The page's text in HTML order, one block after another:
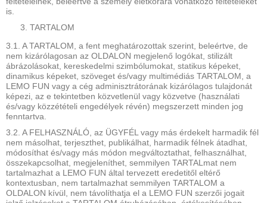
is.
TARTALOM
3.1. A TARTALOM, a fent meghatározottak szerint, beleértve, de
nem kizárólagosan az OLDALON megjelenő logókat, stilizált
ábrázolásokat, kereskedelmi szimbólumokat, statikus képeket,
dinamikus képeket, szöveget és/vagy multimédiás TARTALOM, a
LEMO FUN vagy a cég adminisztrátorának kizárólagos tulajdonát
képezi, az e tekintetben közvetlenül vagy közvetve (használati
és/vagy közzétételi engedélyek révén) megszerzett minden jog
fenntartva.
3.2. A FELHASZNÁLÓ, az ÜGYFÉL vagy más érdekelt harmadik fél
nem másolhat, terjeszthet, publikálhat, harmadik félnek átadhat,
módosíthat és/vagy más módon megváltoztathat, felhasználhat,
összekapcsolhat, megjeleníthet, semmilyen TARTALmat nem
tartalmazhat a LEMO FUN által tervezett eredetitől eltérő
kontextusban, nem tartalmazhat semmilyen TARTALOM a
OLDALON kívül, nem távolíthatja el a LEMO FUN szerzői jogait